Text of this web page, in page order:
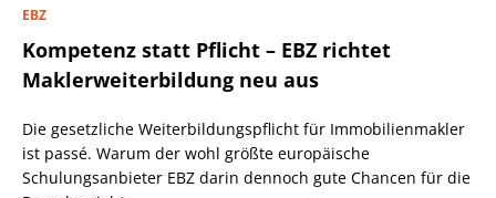
EBZ
Kompetenz statt Pflicht – EBZ richtet
Maklerweiterbildung neu aus
Die gesetzliche Weiterbildungspflicht für Immobilienmakler
ist passé. Warum der wohl größte europäische
Schulungsanbieter EBZ darin dennoch gute Chancen für die